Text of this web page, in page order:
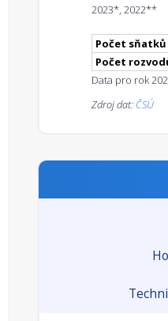
2023*, 2022**
Počet sňatků
Počet
Data pro rok
Zdroj dat: ČSÚ